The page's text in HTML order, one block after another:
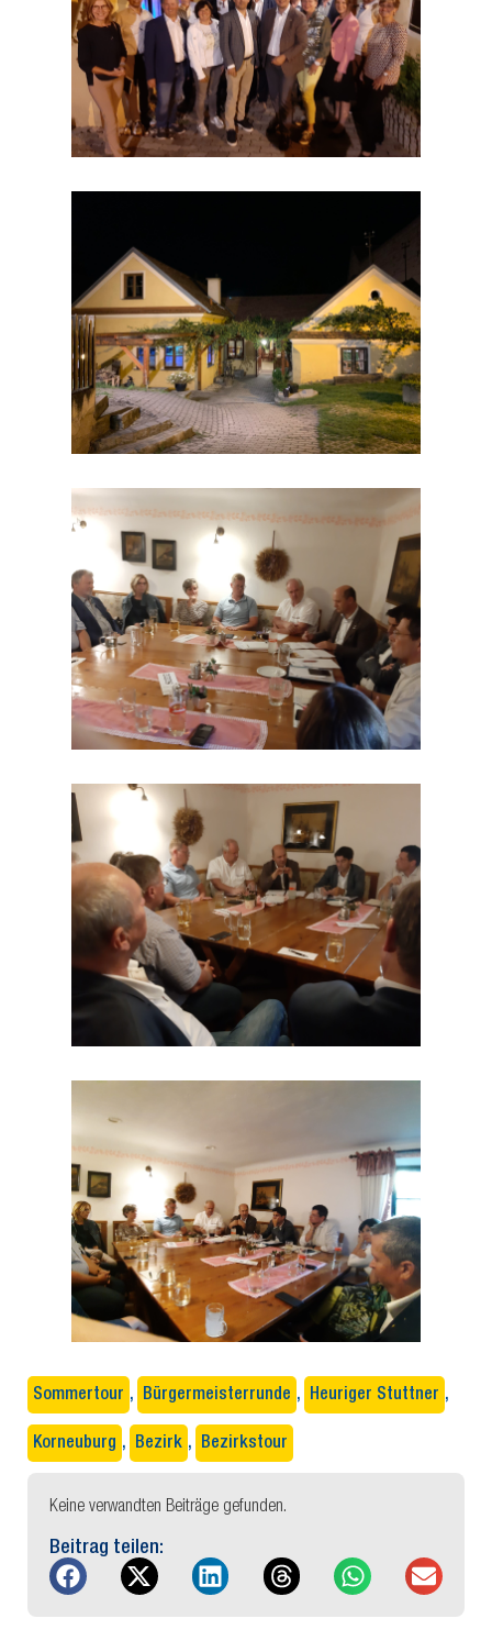
Sommertour , Bürgermeisterrunde , Heuriger Stuttner ,
Korneuburg , Bezirk , Bezirkstour
Keine verwandten Beiträge gefunden.
Beitrag teilen: